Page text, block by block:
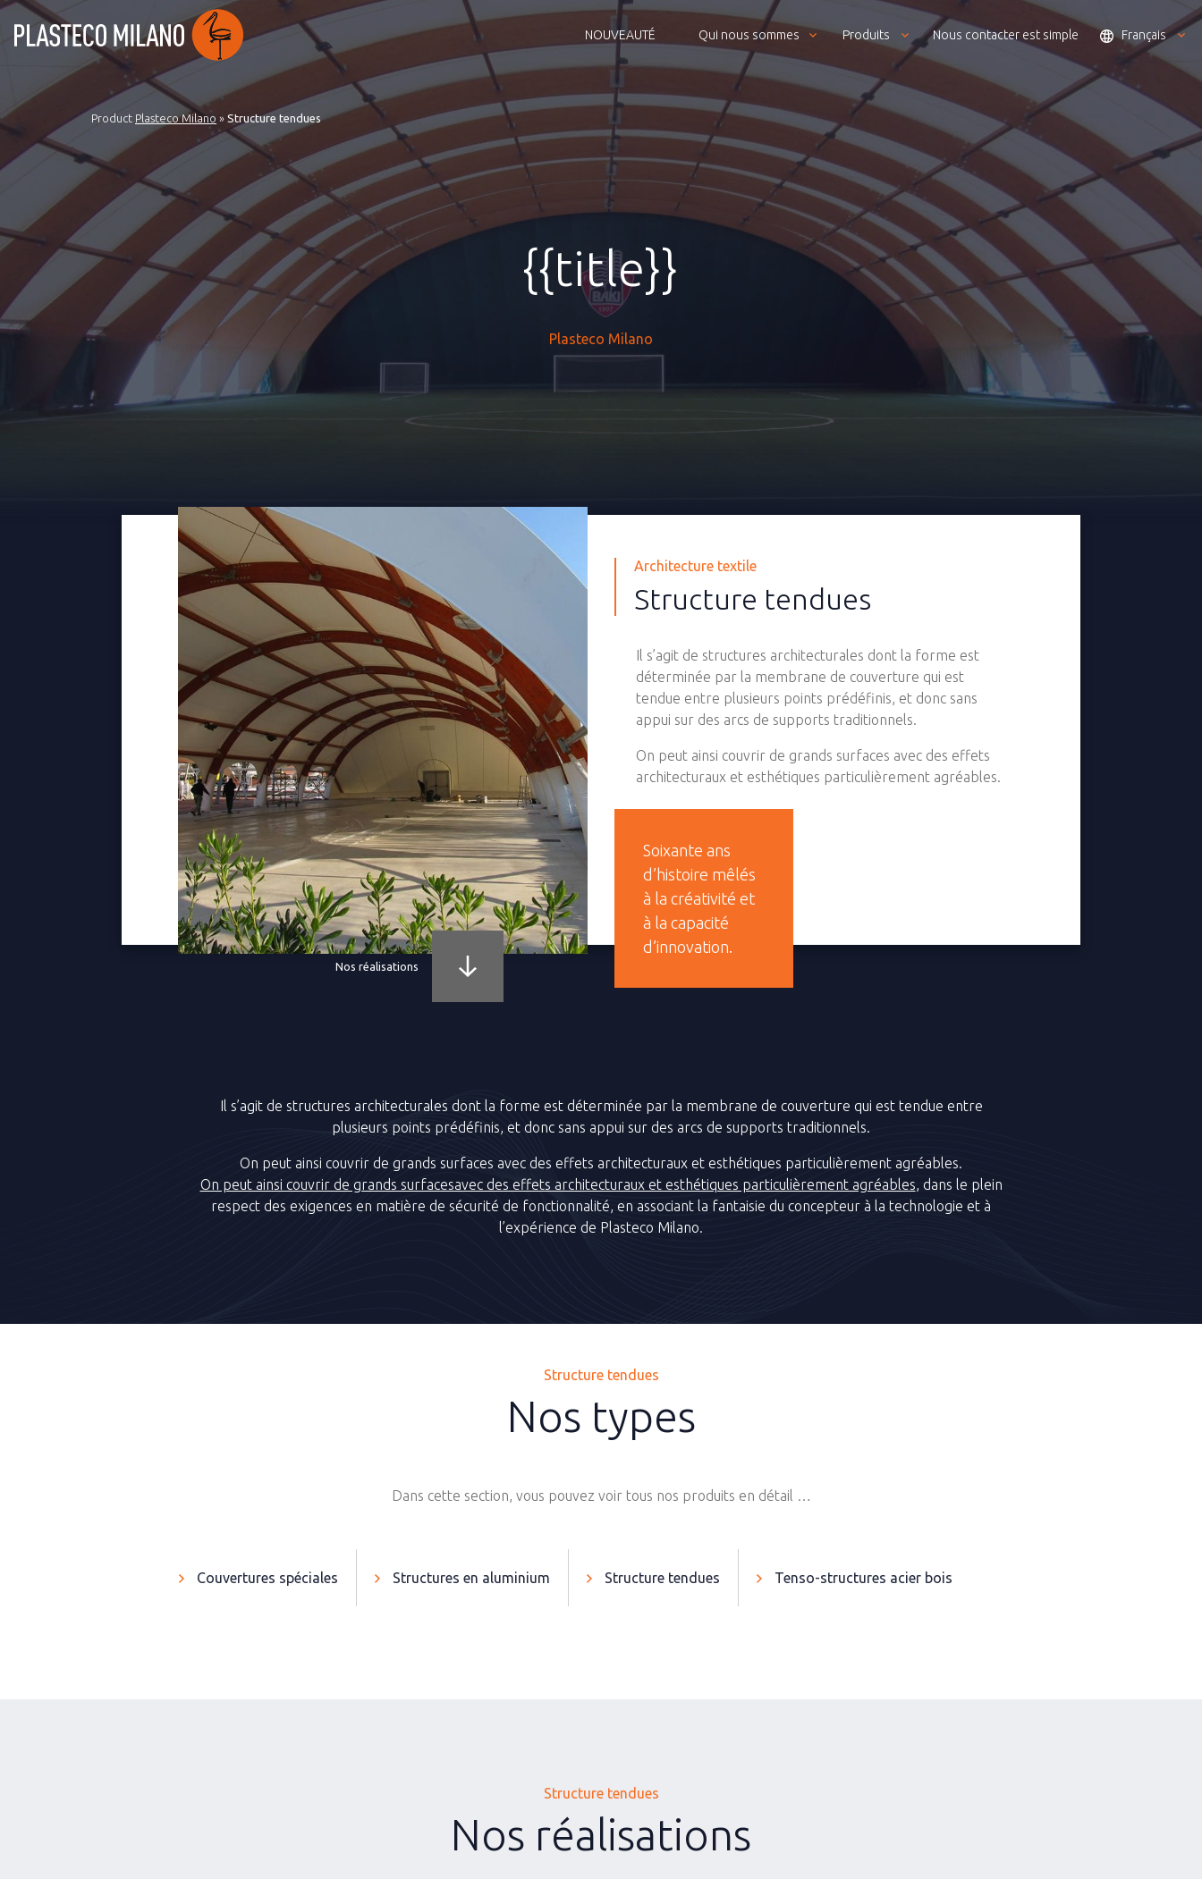
NOUVEAUTÉ Qui nous sommes Produits Nous contacter est simple Français
{{title}}
Product Plasteco Milano » Structure tendues
Plasteco Milano
Architecture textile
Structure tendues
Il s’agit de structures architecturales dont la forme est
déterminée par la membrane de couverture qui est
tendue entre plusieurs points prédéfinis, et donc sans
appui sur des arcs de supports traditionnels.
On peut ainsi couvrir de grands surfaces avec des effets
architecturaux et esthétiques particulièrement agréables.
Soixante ans
d’histoire mêlés
à la créativité et
à la capacité
d’innovation.
Nos réalisations
Il s’agit de structures architecturales dont la forme est déterminée par la membrane de couverture qui est tendue entre
plusieurs points prédéfinis, et donc sans appui sur des arcs de supports traditionnels.
On peut ainsi couvrir de grands surfaces avec des effets architecturaux et esthétiques particulièrement agréables.
On peut ainsi couvrir de grands surfacesavec des effets architecturaux et esthétiques particulièrement agréables, dans le plein
respect des exigences en matière de sécurité de fonctionnalité, en associant la fantaisie du concepteur à la technologie et à
l’expérience de Plasteco Milano.
Structure tendues
Nos types
Dans cette section, vous pouvez voir tous nos produits en détail …
Couvertures spéciales Structures en aluminium Structure tendues Tenso-structures acier bois
Structure tendues
Nos réalisations